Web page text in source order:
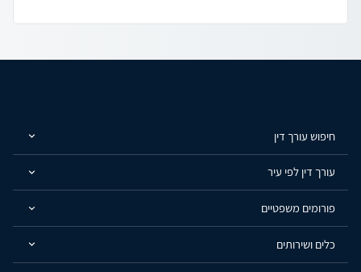
חיפוש עורך דין
עורך דין לפי עיר
פורומים משפטיים
כלים ושירותים